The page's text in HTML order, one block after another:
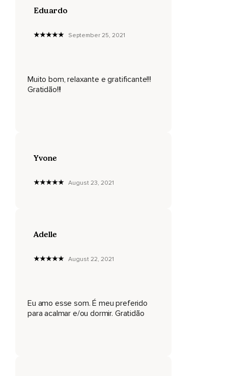
Eduardo
September 25, 2021
Muito bom, relaxante e gratificante!!!
Gratidão!!!
Yvone
August 23, 2021
Adelle
August 22, 2021
Eu amo esse som. É meu preferido
para acalmar e/ou dormir. Gratidão